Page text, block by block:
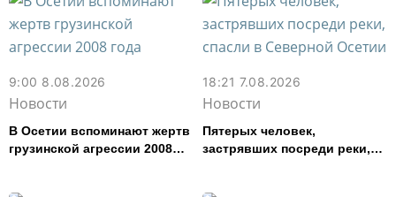
9:00 8.08.2026
Новости
В Осетии вспоминают жертв
грузинской агрессии 2008
18:21 7.08.2026
Новости
Пятерых человек,
застрявших посреди реки,